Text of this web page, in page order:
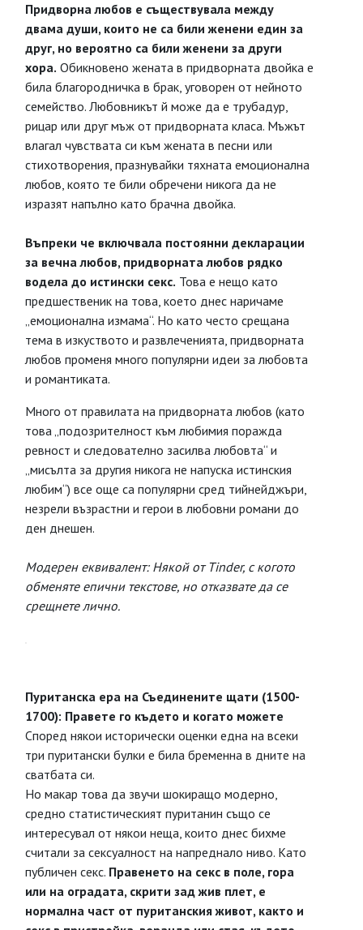
Придворна любов е съществувала между
двама души, които не са били женени един за
друг, но вероятно са били женени за други
хора. Обикновено жената в придворната двойка е
била благородничка в брак, уговорен от нейното
семейство. Любовникът й може да е трубадур,
рицар или друг мъж от придворната класа. Мъжът
влагал чувствата си към жената в песни или
стихотворения, празнувайки тяхната емоционална
любов, която те били обречени никога да не
изразят напълно като брачна двойка.
Въпреки че включвала постоянни декларации
за вечна любов, придворната любов рядко
водела до истински секс. Това е нещо като
предшественик на това, което днес наричаме
„емоционална измама“. Но като често срещана
тема в изкуството и развлеченията, придворната
любов променя много популярни идеи за любовта
и романтиката.
Много от правилата на придворната любов (като
това „подозрителност към любимия поражда
ревност и следователно засилва любовта“ и
„мисълта за другия никога не напуска истинския
любим“) все още са популярни сред тийнейджъри,
незрели възрастни и герои в любовни романи до
ден днешен.
Модерен еквивалент: Някой от Tinder, с когото
обменяте епични текстове, но отказвате да се
срещнете лично.
Пуританска ера на Съединените щати (1500-
1700): Правете го където и когато можете
Според някои исторически оценки една на всеки
три пуритански булки е била бременна в дните на
сватбата си.
Но макар това да звучи шокиращо модерно,
средно статистическият пуританин също се
интересувал от някои неща, които днес бихме
считали за сексуалност на напреднало ниво. Като
публичен секс. Правенето на секс в поле, гора
или на оградата, скрити зад жив плет, е
нормална част от пуританския живот, както и